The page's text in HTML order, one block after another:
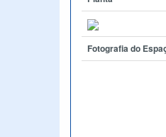
Fotografia do